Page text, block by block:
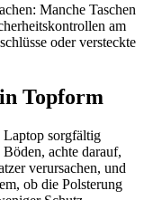
Manche Taschen
am
oder versteckte
Topform
Laptop sorgfältig
achte darauf,
verursachen, und
ob die Polsterung